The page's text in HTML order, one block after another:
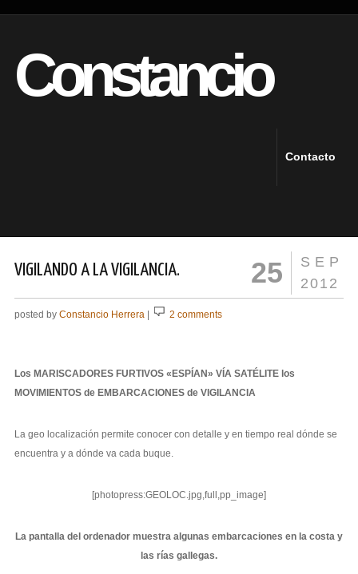
Constancio
Contacto
VIGILANDO A LA VIGILANCIA.
SEP
2012
25
posted by Constancio Herrera | 2 comments
Los MARISCADORES FURTIVOS «ESPÍAN» VÍA SATÉLITE los
MOVIMIENTOS de EMBARCACIONES de VIGILANCIA
La geo localización permite conocer con detalle y en tiempo real dónde se
encuentra y a dónde va cada buque.
[photopress:GEOLOC.jpg,full,pp_image]
La pantalla del ordenador muestra algunas embarcaciones en la costa y
las rías gallegas.